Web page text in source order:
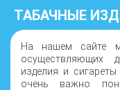
ТАБАЧНЫЕ
На нашем сайте
осуществляющих
изделия и
очень важно